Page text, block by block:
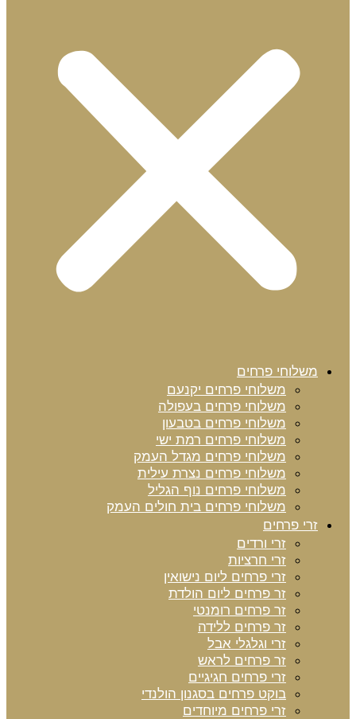
משלוחי פרחים
משלוחי פרחים יקנעם
משלוחי פרחים בעפולה
משלוחי פרחים בטבעון
משלוחי פרחים רמת ישי
משלוחי פרחים מגדל העמק
משלוחי פרחים נצרת עילית
משלוחי פרחים נוף הגליל
משלוחי פרחים בית חולים העמק
זרי פרחים
זרי ורדים
זרי חרציות
זרי פרחים ליום נישואין
זר פרחים ליום הולדת
זר פרחים רומנטי
זר פרחים ללידה
זרי וגלגלי אבל
זר פרחים לראש
זרי פרחים חגיגיים
בוקט פרחים בסגנון הולנדי
זרי פרחים מיוחדים